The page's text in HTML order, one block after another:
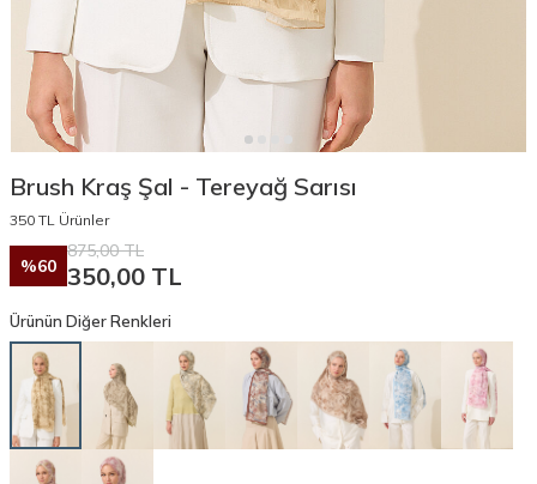
Brush Kraş Şal - Tereyağ Sarısı
350 TL Ürünler
%60
875,00TL
350,00 TL
Ürünün Diğer Renkleri